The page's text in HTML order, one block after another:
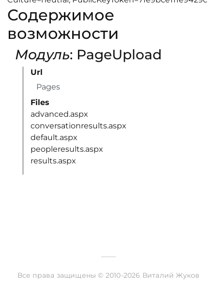
Содержимое
возможности
Модуль: PageUpload
Url
Pages
Files
advanced.aspx
conversationresults.aspx
default.aspx
peopleresults.aspx
results.aspx
Все права защищены © 2010-2026 Виталий Жуков